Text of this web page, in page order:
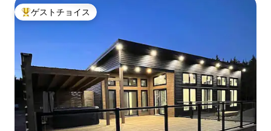
大好評のゲストチョイスです。
ゲストチョイス